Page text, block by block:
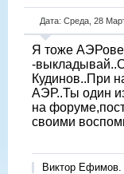
Дата: Среда, 28
Я тоже
-
Кудинов..При
АЭР..Ты один
на
своими
Виктор Ефимов.